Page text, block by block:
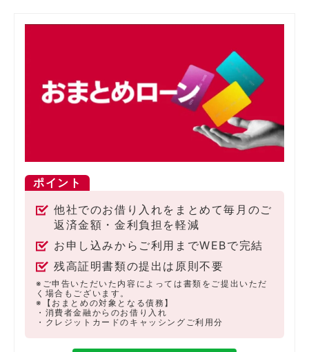
ポイント
他社でのお借り入れをまとめて毎月のご
返済金額・金利負担を軽減
お申し込みからご利用までWEBで完結
残高証明書類の提出は原則不要
※ご申告いただいた内容によっては書類をご提出いただ
く場合もございます。
※【おまとめの対象となる債務】
・消費者金融からのお借り入れ
・クレジットカードのキャッシングご利用分